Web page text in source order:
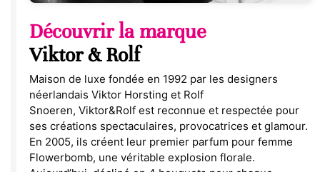
Découvrir la marque
Viktor & Rolf
Maison de luxe fondée en 1992 par les designers
néerlandais Viktor Horsting et Rolf
Snoeren, Viktor&Rolf est reconnue et respectée pour
ses créations spectaculaires, provocatrices et glamour.
En 2005, ils créent leur premier parfum pour femme
Flowerbomb, une véritable explosion florale.